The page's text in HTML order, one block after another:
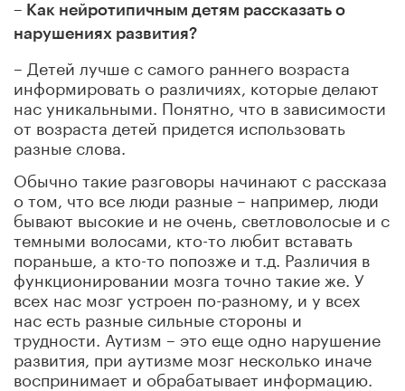
– Как нейротипичным детям рассказать о
нарушениях развития?
– Детей лучше с самого раннего возраста
информировать о различиях, которые делают
нас уникальными. Понятно, что в зависимости
от возраста детей придется использовать
разные слова.
Обычно такие разговоры начинают с рассказа
о том, что все люди разные – например, люди
бывают высокие и не очень, светловолосые и с
темными волосами, кто-то любит вставать
пораньше, а кто-то попозже и т.д. Различия в
функционировании мозга точно такие же. У
всех нас мозг устроен по-разному, и у всех
нас есть разные сильные стороны и
трудности. Аутизм – это еще одно нарушение
развития, при аутизме мозг несколько иначе
воспринимает и обрабатывает информацию.